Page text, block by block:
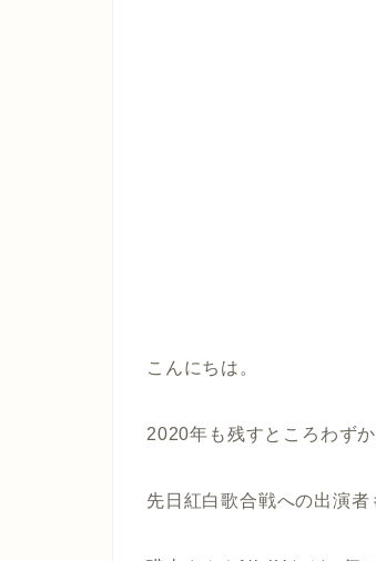
こんにちは。
2020年も残すところわずか
先日紅白歌合戦への出演者